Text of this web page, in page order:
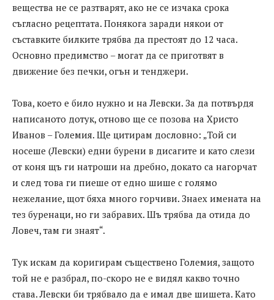
вещества не се разтварят, ако не се изчака срока
съгласно рецептата. Понякога заради някои от
съставките билките трябва да престоят до 12 часа.
Основно предимство – могат да се приготвят в
движение без печки, огън и тенджери.
Това, което е било нужно и на Левски. За да потвърдя
написаното дотук, отново ще се позова на Христо
Иванов – Големия. Ще цитирам дословно: „Той си
носеше (Левски) едни бурени в дисагите и като слези
от коня щъ ги натроши на дребно, докато са нагорчат
и след това ги пиеше от едно шише с голямо
нежелание, щот бяха много горчиви. Знаех имената на
тез буренаци, но ги забравих. Шъ трябва да отида до
Ловеч, там ги знаят“.
Тук искам да коригирам съществено Големия, защото
той не е разбрал, по-скоро не е видял какво точно
става. Левски би трябвало да е имал две шишета. Като